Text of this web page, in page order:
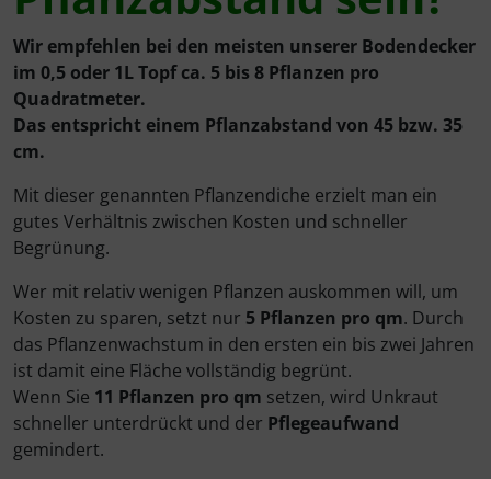
Wir empfehlen bei den meisten unserer Bodendecker
im 0,5 oder 1L Topf ca. 5 bis 8 Pflanzen pro
Quadratmeter.
Das entspricht einem Pflanzabstand von 45 bzw. 35
cm.
Mit dieser genannten Pflanzendiche erzielt man ein
gutes Verhältnis zwischen Kosten und schneller
Begrünung.
Wer mit relativ wenigen Pflanzen auskommen will, um
Kosten zu sparen, setzt nur 5 Pflanzen pro qm. Durch
das Pflanzenwachstum in den ersten ein bis zwei Jahren
ist damit eine Fläche vollständig begrünt.
Wenn Sie 11 Pflanzen pro qm setzen, wird Unkraut
schneller unterdrückt und der Pflegeaufwand
gemindert.
Wildhecke / gemischte Hecke